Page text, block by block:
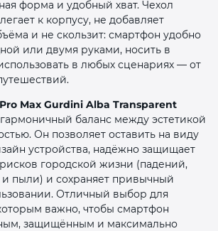
форма и удобный хват. Чехол
к корпусу, не добавляет
и не скользит: смартфон удобно
или двумя руками, носить в
в любых сценариях — от
Max Gurdini Alba Transparent
баланс между эстетикой
Он позволяет оставить на виду
устройства, надёжно защищает
городской жизни (падений,
пыли) и сохраняет привычный
Отличный выбор для
важно, чтобы смартфон
защищённым и максимально